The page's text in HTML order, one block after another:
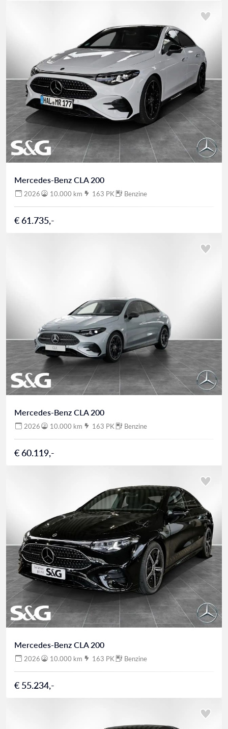
Mercedes-Benz CLA 200
2026 10.000 km 163 PK Benzine
€ 61.735,-
Mercedes-Benz CLA 200
2026 10.000 km 163 PK Benzine
€ 60.119,-
Mercedes-Benz CLA 200
2026 10.000 km 163 PK Benzine
€ 55.234,-